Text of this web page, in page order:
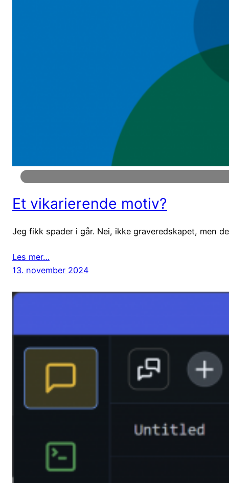
Et vikarierende motiv?
Jeg fikk spader i går. Nei, ikke graveredskapet, men
Les mer…
13. november 2024